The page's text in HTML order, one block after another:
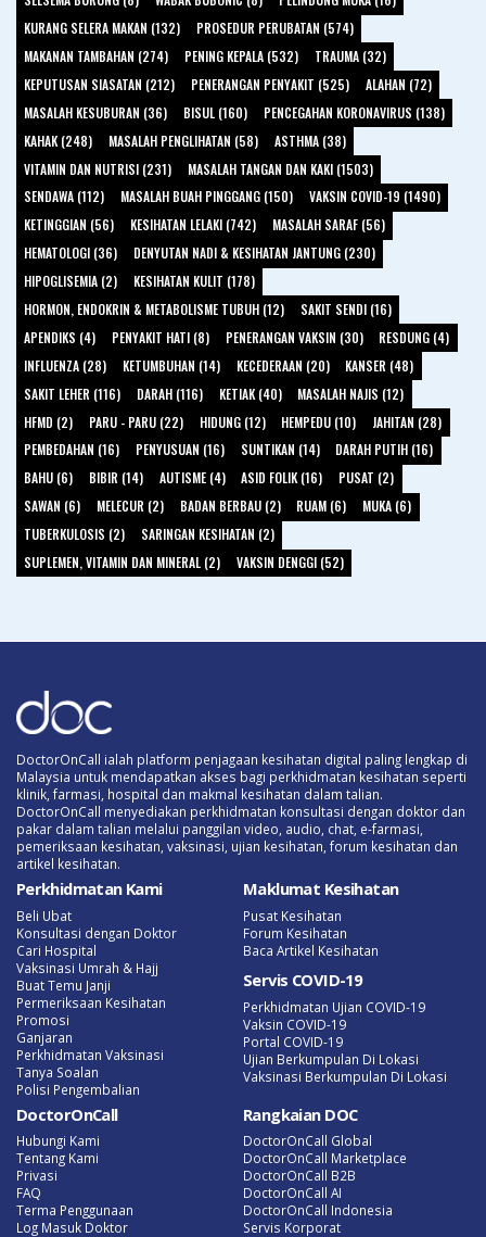
KURANG SELERA MAKAN (132)
PROSEDUR PERUBATAN (574)
MAKANAN TAMBAHAN (274)
PENING KEPALA (532)
TRAUMA (32)
KEPUTUSAN SIASATAN (212)
PENERANGAN PENYAKIT (525)
ALAHAN (72)
MASALAH KESUBURAN (36)
BISUL (160)
PENCEGAHAN KORONAVIRUS (138)
KAHAK (248)
MASALAH PENGLIHATAN (58)
ASTHMA (38)
VITAMIN DAN NUTRISI (231)
MASALAH TANGAN DAN KAKI (1503)
SENDAWA (112)
MASALAH BUAH PINGGANG (150)
VAKSIN COVID-19 (1490)
KETINGGIAN (56)
KESIHATAN LELAKI (742)
MASALAH SARAF (56)
HEMATOLOGI (36)
DENYUTAN NADI & KESIHATAN JANTUNG (230)
HIPOGLISEMIA (2)
KESIHATAN KULIT (178)
HORMON, ENDOKRIN & METABOLISME TUBUH (12)
SAKIT SENDI (16)
APENDIKS (4)
PENYAKIT HATI (8) PENERANGAN VAKSIN (30)
RESDUNG (4)
INFLUENZA (28)
KETUMBUHAN (14) KECEDERAAN (20)
KANSER (48)
SAKIT LEHER (116)
DARAH (116) KETIAK (40)
MASALAH NAJIS (12)
HFMD (2)
PARU - PARU (22) HIDUNG (12) HEMPEDU (10)
JAHITAN (28)
PEMBEDAHAN (16)
PENYUSUAN (16) SUNTIKAN (14)
DARAH PUTIH (16)
BAHU (6)
BIBIR (14) AUTISME (4) ASID FOLIK (16)
PUSAT (2)
SAWAN (6)
MELECUR (2) BADAN BERBAU (2) RUAM (6)
MUKA (6)
TUBERKULOSIS (2)
SARINGAN KESIHATAN (2)
SUPLEMEN, VITAMIN DAN MINERAL (2)
VAKSIN DENGGI (52)
DoctorOnCall ialah platform penjagaan kesihatan digital paling lengkap di
Malaysia untuk mendapatkan akses bagi perkhidmatan kesihatan seperti
klinik, farmasi, hospital dan makmal kesihatan dalam talian.
DoctorOnCall menyediakan perkhidmatan konsultasi dengan doktor dan
pakar dalam talian melalui panggilan video, audio, chat, e-farmasi,
pemeriksaan kesihatan, vaksinasi, ujian kesihatan, forum kesihatan dan
artikel kesihatan.
Perkhidmatan Kami
Beli Ubat
Konsultasi dengan Doktor
Cari Hospital
Vaksinasi Umrah & Hajj
Buat Temu Janji
Permeriksaan Kesihatan
Promosi
Ganjaran
Perkhidmatan Vaksinasi
Tanya Soalan
Polisi Pengembalian
Maklumat Kesihatan
Pusat Kesihatan
Forum Kesihatan
Baca Artikel Kesihatan
Servis COVID-19
Perkhidmatan Ujian COVID-19
Vaksin COVID-19
Portal COVID-19
Ujian Berkumpulan Di Lokasi
Vaksinasi Berkumpulan Di Lokasi
DoctorOnCall
Hubungi Kami
Tentang Kami
Privasi
FAQ
Terma Penggunaan
Log Masuk Doktor
Rangkaian DOC
DoctorOnCall Global
DoctorOnCall Marketplace
DoctorOnCall B2B
DoctorOnCall AI
DoctorOnCall Indonesia
Servis Korporat